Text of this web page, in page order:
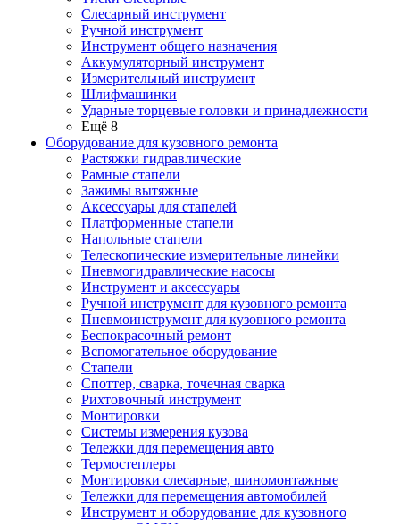
Слесарный инструмент
Ручной инструмент
Инструмент общего назначения
Аккумуляторный инструмент
Измерительный инструмент
Шлифмашинки
Ударные торцевые головки и принадлежности
Ещё 8
Оборудование для кузовного ремонта
Растяжки гидравлические
Рамные стапели
Зажимы вытяжные
Аксессуары для стапелей
Платформенные стапели
Напольные стапели
Телескопические измерительные линейки
Пневмогидравлические насосы
Инструмент и аксессуары
Ручной инструмент для кузовного ремонта
Пневмоинструмент для кузовного ремонта
Беспокрасочный ремонт
Вспомогательное оборудование
Стапели
Споттер, сварка, точечная сварка
Рихтовочный инструмент
Монтировки
Системы измерения кузова
Тележки для перемещения авто
Термостеплеры
Монтировки слесарные, шиномонтажные
Тележки для перемещения автомобилей
Инструмент и оборудование для кузовного